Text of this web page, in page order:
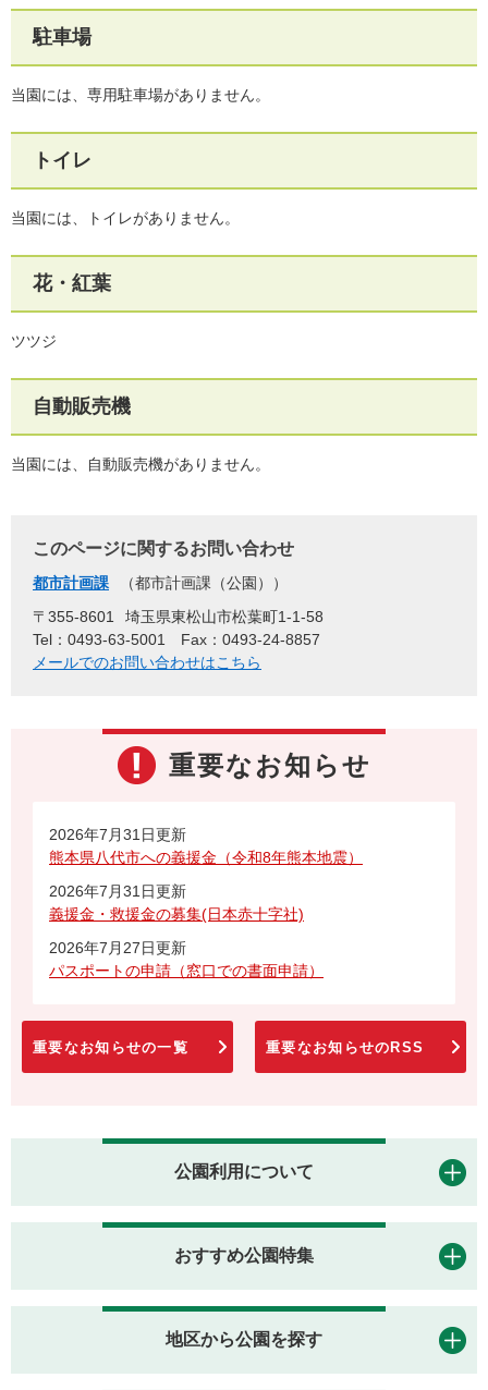
駐車場
当園には、専用駐車場がありません。
トイレ
当園には、トイレがありません。
花・紅葉
ツツジ
自動販売機
当園には、自動販売機がありません。
このページに関するお問い合わせ
都市計画課
都市計画課（公園）
〒355-8601
埼玉県東松山市松葉町1-1-58
Tel：0493-63-5001
Fax：0493-24-8857
メールでのお問い合わせはこちら
重要なお知らせ
2026年7月31日更新
熊本県八代市への義援金（令和8年熊本地震）
2026年7月31日更新
義援金・救援金の募集(日本赤十字社)
2026年7月27日更新
パスポートの申請（窓口での書面申請）
重要なお知らせの一覧 重要なお知らせのRSS
公園利用について
おすすめ公園特集
地区から公園を探す